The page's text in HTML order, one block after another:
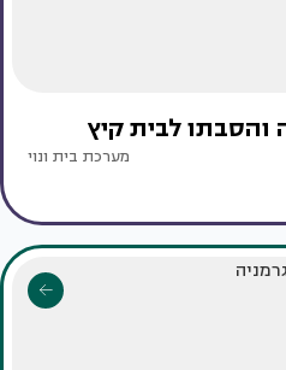
והסבתו לבית קיץ
מערכת בית ונוי